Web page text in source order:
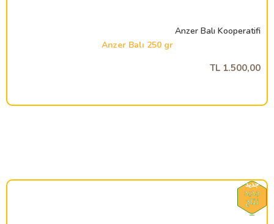
Anzer Balı Kooperatifi
Anzer Balı 250 gr
1.500,00 TL
جديد